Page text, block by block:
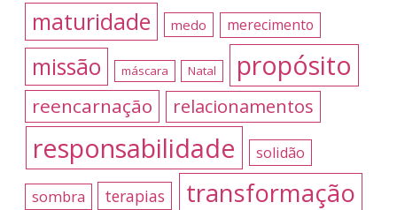
maturidade medo merecimento
missão máscara Natal propósito
reencarnação relacionamentos
responsabilidade solidão
sombra terapias transformação